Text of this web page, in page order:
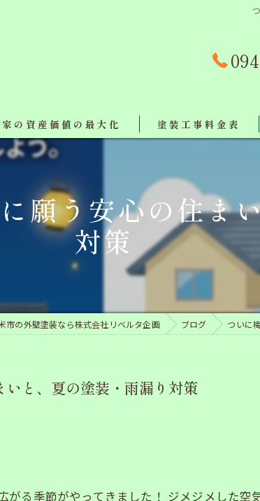
家の資産価値の最大化 塗装工事料金表
願う安心の住ま
対策
市の外壁塗装なら株式会社リベルタ企画 ブログ ついに
と、夏の塗装・雨漏り対策
る季節がやってきました！ ジメジメした